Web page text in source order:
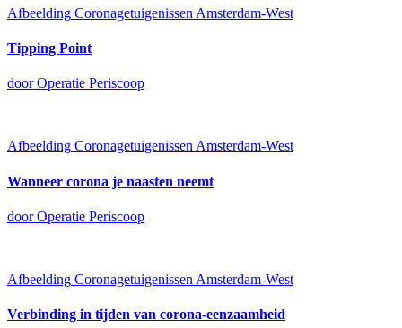
Afbeelding Coronagetuigenissen Amsterdam-West
Tipping Point
door Operatie Periscoop
Afbeelding Coronagetuigenissen Amsterdam-West
Wanneer corona je naasten neemt
door Operatie Periscoop
Afbeelding Coronagetuigenissen Amsterdam-West
Verbinding in tijden van corona-eenzaamheid